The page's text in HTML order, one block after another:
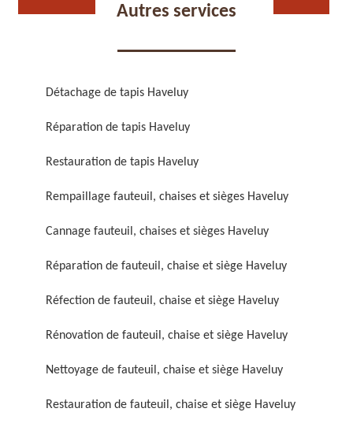
chaise et siège 59
Rénovation de fauteuil,
Nettoyage de fauteuil,
Autres services
Détachage de tapis Haveluy
Réparation de tapis Haveluy
Restauration de tapis Haveluy
Rempaillage fauteuil, chaises et sièges Haveluy
Cannage fauteuil, chaises et sièges Haveluy
Réparation de fauteuil, chaise et siège Haveluy
Réfection de fauteuil, chaise et siège Haveluy
Rénovation de fauteuil, chaise et siège Haveluy
Nettoyage de fauteuil, chaise et siège Haveluy
Restauration de fauteuil, chaise et siège Haveluy